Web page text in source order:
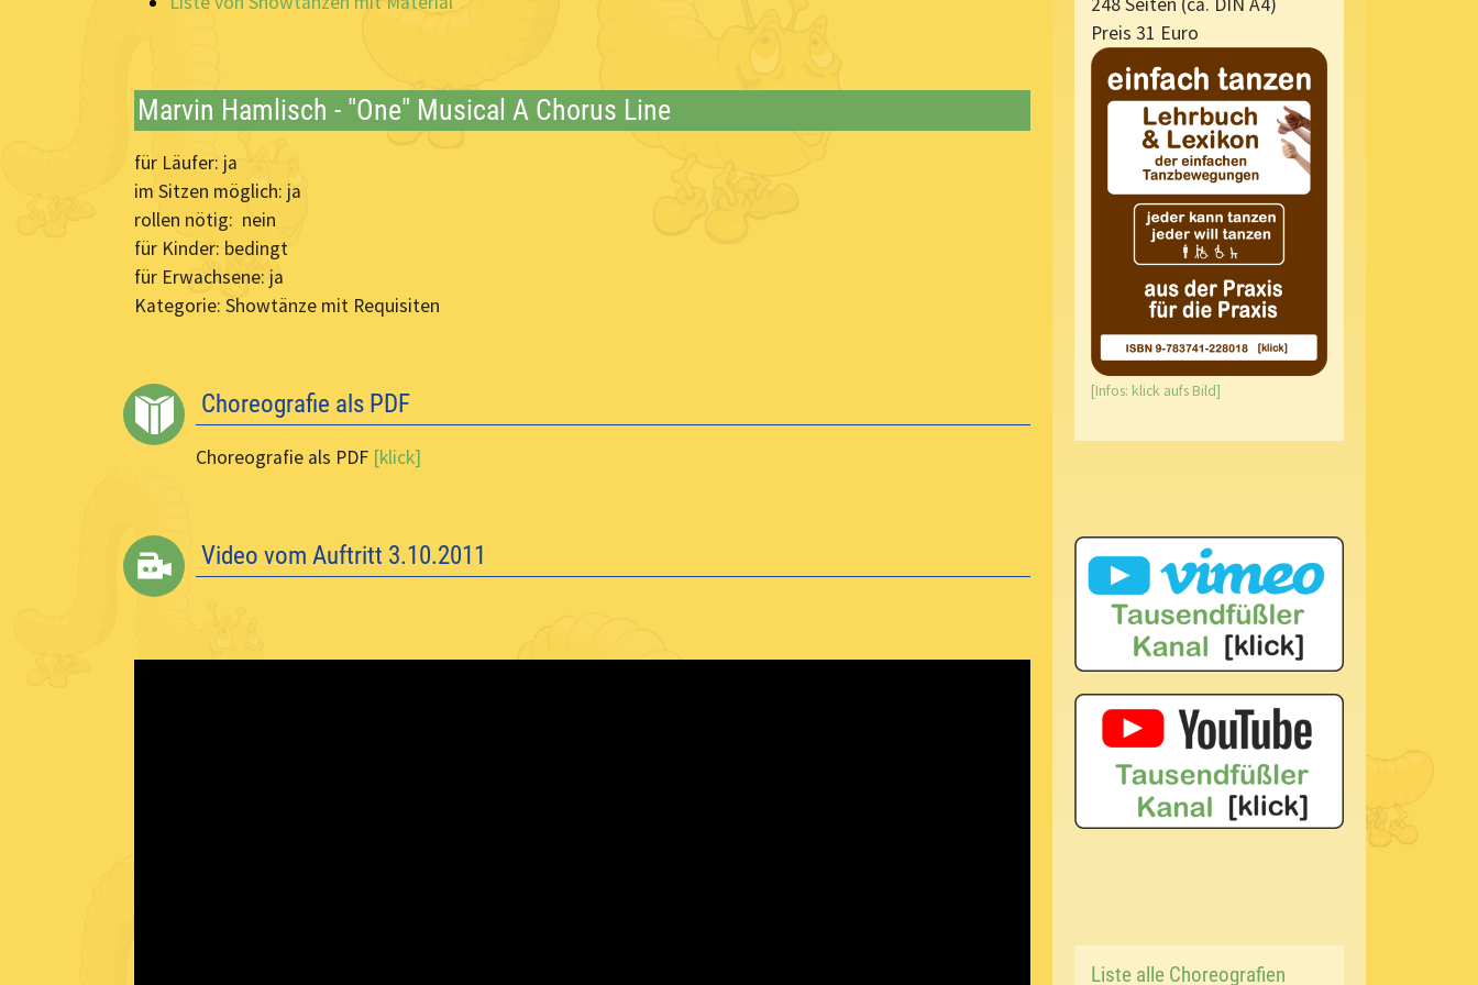
Marvin Hamlisch - "One" Musical A Chorus Line
für Läufer: ja
im Sitzen möglich: ja
rollen nötig: nein
für Kinder: bedingt
für Erwachsene: ja
Kategorie: Showtänze mit Requisiten
Choreografie als PDF
Choreografie als PDF [klick]
Video vom Auftritt 3.10.2011
[Infos: klick aufs Bild]
Preis 31 Euro
Liste alle Choreografien